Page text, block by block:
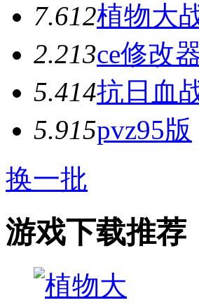
7.612植物大
2.213ce修改
5.414抗日血
5.915pvz95版
换一批
游戏下载推荐